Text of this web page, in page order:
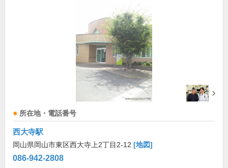
所在地・電話番号
西大寺駅
岡山県岡山市東区西大寺上2丁目2-12 [地図]
086-942-2808